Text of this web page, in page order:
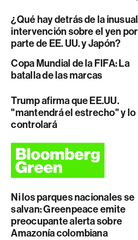
¿Qué hay detrás de la inusual
intervención sobre el yen por
parte de EE. UU. y Japón?
Copa Mundial de la FIFA: La
batalla de las marcas
Trump afirma que EE.UU.
"mantendrá el estrecho" y lo
controlará
Ni los parques nacionales se
salvan: Greenpeace emite
preocupante alerta sobre
Amazonía colombiana